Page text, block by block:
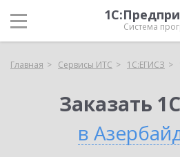
Система
Главная Сервисы ИТС 1С:ЕГИСЗ
Заказать
в